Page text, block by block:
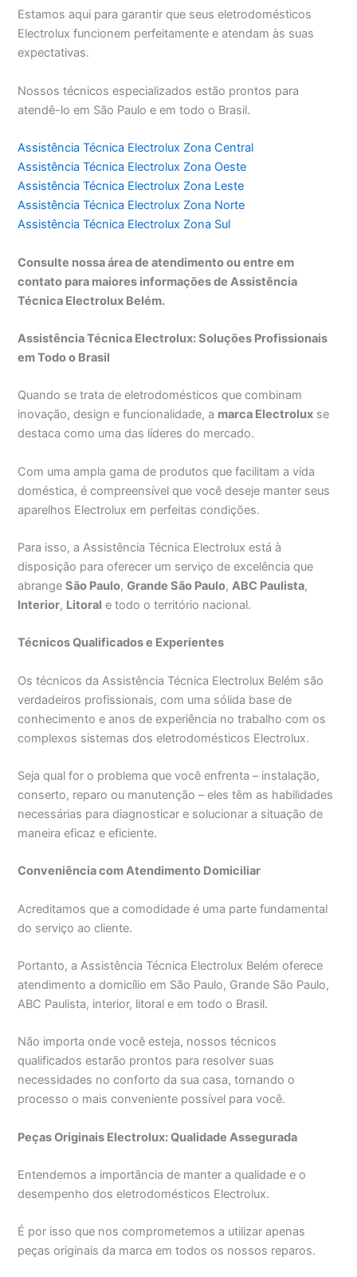
Estamos aqui para garantir que seus eletrodomésticos
Electrolux funcionem perfeitamente e atendam às suas
expectativas.
Nossos técnicos especializados estão prontos para
atendê-lo em São Paulo e em todo o Brasil.
Assistência Técnica Electrolux Zona Central
Assistência Técnica Electrolux Zona Oeste
Assistência Técnica Electrolux Zona Leste
Assistência Técnica Electrolux Zona Norte
Assistência Técnica Electrolux Zona Sul
Consulte nossa área de atendimento ou entre em
contato para maiores informações de Assistência
Técnica Electrolux Belém.
Assistência Técnica Electrolux: Soluções Profissionais
em Todo o Brasil
Quando se trata de eletrodomésticos que combinam
inovação, design e funcionalidade, a marca Electrolux se
destaca como uma das líderes do mercado.
Com uma ampla gama de produtos que facilitam a vida
doméstica, é compreensível que você deseje manter seus
aparelhos Electrolux em perfeitas condições.
Para isso, a Assistência Técnica Electrolux está à
disposição para oferecer um serviço de excelência que
abrangeSão Paulo,Grande São Paulo,ABC Paulista,
Interior, Litoral e todo o território nacional.
Técnicos Qualificados e Experientes
Os técnicos da Assistência Técnica Electrolux Belém são
verdadeiros profissionais, com uma sólida base de
conhecimento e anos de experiência no trabalho com os
complexos sistemas dos eletrodomésticos Electrolux.
Seja qual for o problema que você enfrenta – instalação,
conserto, reparo ou manutenção – eles têm as habilidades
necessárias para diagnosticar e solucionar a situação de
maneira eficaz e eficiente.
Conveniência com Atendimento Domiciliar
Acreditamos que a comodidade é uma parte fundamental
do serviço ao cliente.
Portanto, a Assistência Técnica Electrolux Belém oferece
atendimento a domicílio em São Paulo, Grande São Paulo,
ABC Paulista, interior, litoral e em todo o Brasil.
Não importa onde você esteja, nossos técnicos
qualificados estarão prontos para resolver suas
necessidades no conforto da sua casa, tornando o
processo o mais conveniente possível para você.
Peças Originais Electrolux: Qualidade Assegurada
Entendemos a importância de manter a qualidade e o
desempenho dos eletrodomésticos Electrolux.
É por isso que nos comprometemos a utilizar apenas
peças originais da marca em todos os nossos reparos.